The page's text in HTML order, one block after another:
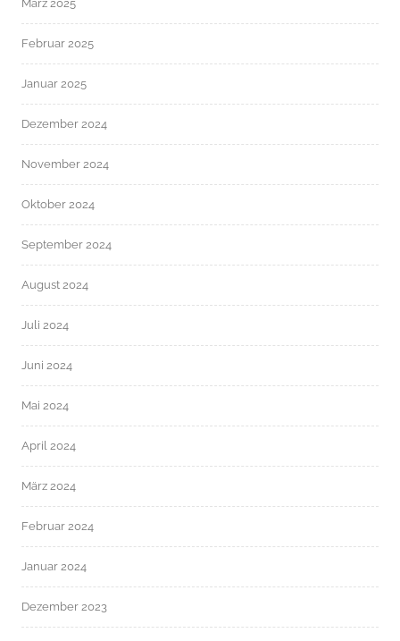
März 2025
Februar 2025
Januar 2025
Dezember 2024
November 2024
Oktober 2024
September 2024
August 2024
Juli 2024
Juni 2024
Mai 2024
April 2024
März 2024
Februar 2024
Januar 2024
Dezember 2023